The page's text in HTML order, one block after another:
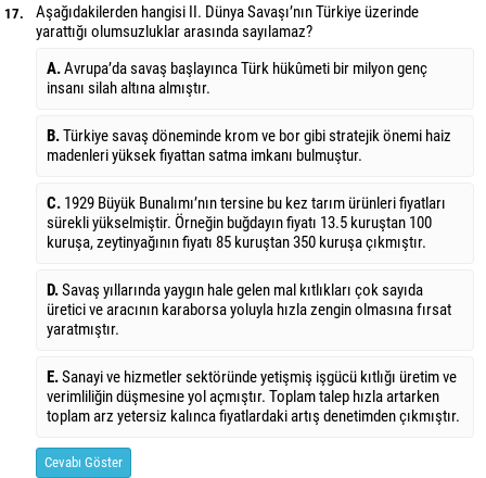
17.
Aşağıdakilerden hangisi II. Dünya Savaşı’nın Türkiye üzerinde
yarattığı olumsuzluklar arasında sayılamaz?
A.Avrupa’da savaş başlayınca Türk hükûmeti bir milyon genç
insanı silah altına almıştır.
B.Türkiye savaş döneminde krom ve bor gibi stratejik önemi haiz
madenleri yüksek fiyattan satma imkanı bulmuştur.
C. 1929 Büyük Bunalımı’nın tersine bu kez tarım ürünleri fiyatları
sürekli yükselmiştir. Örneğin buğdayın fiyatı 13.5 kuruştan 100
kuruşa, zeytinyağının fiyatı 85 kuruştan 350 kuruşa çıkmıştır.
D.Savaş yıllarında yaygın hale gelen mal kıtlıkları çok sayıda
üretici ve aracının karaborsa yoluyla hızla zengin olmasına fırsat
yaratmıştır.
E.Sanayi ve hizmetler sektöründe yetişmiş işgücü kıtlığı üretim ve
verimliliğin düşmesine yol açmıştır. Toplam talep hızla artarken
toplam arz yetersiz kalınca fiyatlardaki artış denetimden çıkmıştır.
Cevabı Göster